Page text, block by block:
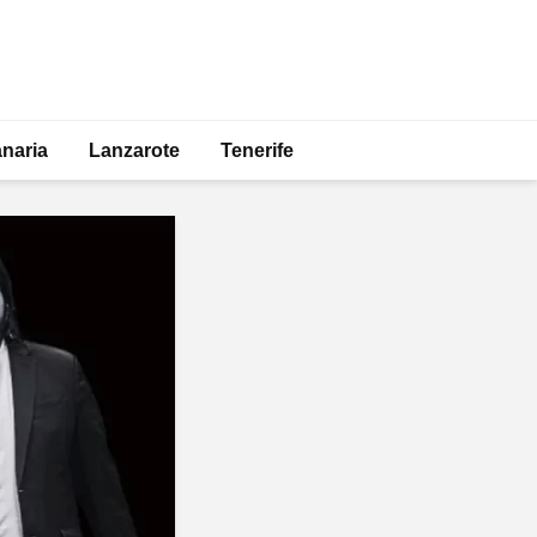
Lanzarote Tenerife